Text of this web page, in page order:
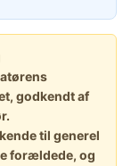
godkendt af
til generel
forældede, og